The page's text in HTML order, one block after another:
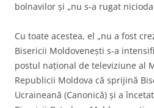
bolnavilor și „nu s-a rugat
Cu toate acestea, el „nu a fost
Bisericii Moldovenești s-a
postul național de televiziune al
Republicii Moldova că sprijină
Ucraineană (Canonică) și a